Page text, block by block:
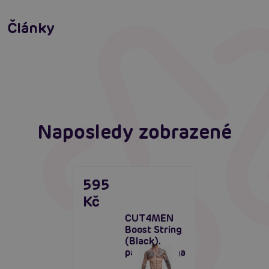
Články
neodolatelně sexy
Číst více
Erotická inteligence: Příručka Sexiomů
Naposledy zobrazené
CUT4MEN
Boost String
(Black),
pánská tanga
595
Kč